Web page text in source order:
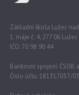
Základní škola Lužec
1. máje č. 4, 277 06
IČO: 70 98 90 44
Bankovní spojení: ČSOB
Číslo účtu: 181317057/